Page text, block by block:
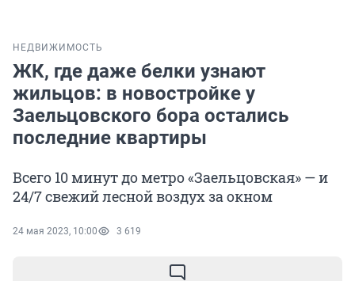
НЕДВИЖИМОСТЬ
ЖК, где даже белки узнают
жильцов: в новостройке у
Заельцовского бора остались
последние квартиры
Всего 10 минут до метро «Заельцовская» — и
24/7 свежий лесной воздух за окном
24 мая 2023, 10:00 3 619